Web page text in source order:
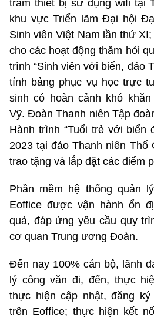
trăm thiết bị sử dụng wifi tại
khu vực Triển lãm Đại hội
Sinh viên Việt Nam lần thứ
cho các hoạt động thăm hỏi
trình “Sinh viên với biển, đảo
tính bảng phục vụ học trực
sinh có hoàn cảnh khó
Vỹ. Đoàn Thanh niên Tập
Hành trình “Tuổi trẻ với biển
2023 tại đảo Thanh niên Thổ
trao tặng và lắp đặt các điểm
Phần mềm hệ thống quản
Eoffice được vận hành ổn
quả, đáp ứng yêu cầu quy
cơ quan Trung ương Đoàn.
Đến nay 100% cán bộ, lãnh
lý công văn đi, đến, thực
thực hiện cập nhật, đăng
trên Eoffice; thực hiện kết